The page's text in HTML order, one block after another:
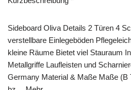
Sideboard Oliva Details 2 Türen 4
verstellbare Einlegeböden
kleine Räume Bietet viel Stauraum
Metallgriffe Laufleisten und
Germany Material & Maße Maße